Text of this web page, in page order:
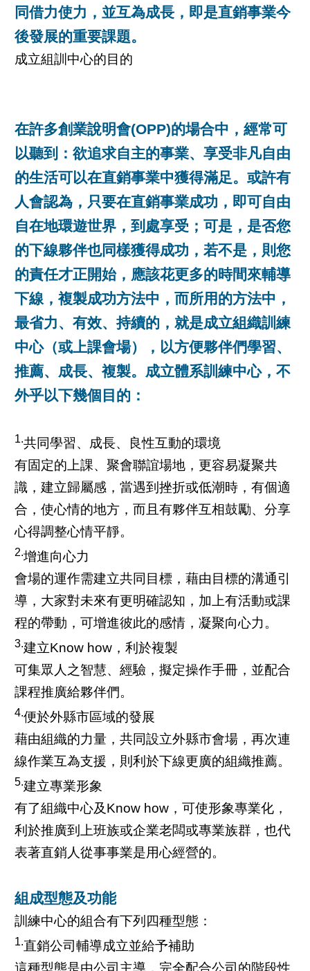
同借力使力，並互為成長，即是直銷事業今
後發展的重要課題。
成立組訓中心的目的
在許多創業說明會(OPP)的場合中，經常可
以聽到：欲追求自主的事業、享受非凡自由
的生活可以在直銷事業中獲得滿足。或許有
人會認為，只要在直銷事業成功，即可自由
自在地環遊世界，到處享受；可是，是否您
的下線夥伴也同樣獲得成功，若不是，則您
的責任才正開始，應該花更多的時間來輔導
下線，複製成功方法中，而所用的方法中，
最省力、有效、持續的，就是成立組織訓練
中心（或上課會場），以方便夥伴們學習、
推薦、成長、複製。成立體系訓練中心，不
外乎以下幾個目的：
1.共同學習、成長、良性互動的環境
有固定的上課、聚會聯誼場地，更容易凝聚共
識，建立歸屬感，當遇到挫折或低潮時，有個適
合，使心情的地方，而且有夥伴互相鼓勵、分享
心得調整心情平靜。
2.增進向心力
會場的運作需建立共同目標，藉由目標的溝通引
導，大家對未來有更明確認知，加上有活動或課
程的帶動，可增進彼此的感情，凝聚向心力。
3.建立Know how，利於複製
可集眾人之智慧、經驗，擬定操作手冊，並配合
課程推廣給夥伴們。
4.便於外縣市區域的發展
藉由組織的力量，共同設立外縣市會場，再次連
線作業互為支援，則利於下線更廣的組織推薦。
5.建立專業形象
有了組織中心及Know how，可使形象專業化，
利於推廣到上班族或企業老闆或專業族群，也代
表著直銷人從事事業是用心經營的。
組成型態及功能
訓練中心的組合有下列四種型態：
1.直銷公司輔導成立並給予補助